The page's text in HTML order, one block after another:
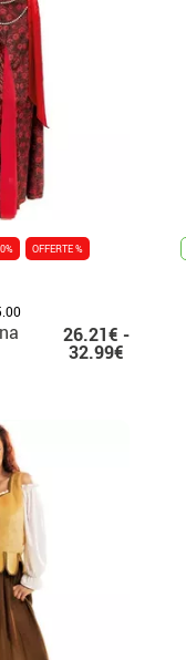
OFFERTE %
26.21€ -
32.99€